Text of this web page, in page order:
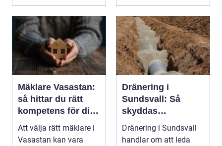
Mäklare Vasastan:
så hittar du rätt
kompetens för din
bostadsaffär
Att välja rätt mäklare i
Vasastan kan vara
Dränering i
Sundsvall: Så
skyddas
husgrunden mot
fukt
Dränering i Sundsvall
handlar om att leda